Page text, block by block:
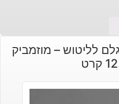
גלם לליטוש – מוזמביק